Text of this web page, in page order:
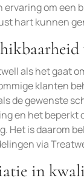
ervaring om een
hart kunnen
als het gaat
klanten
de gewenste
en het beperkt
Het is daarom
via
in